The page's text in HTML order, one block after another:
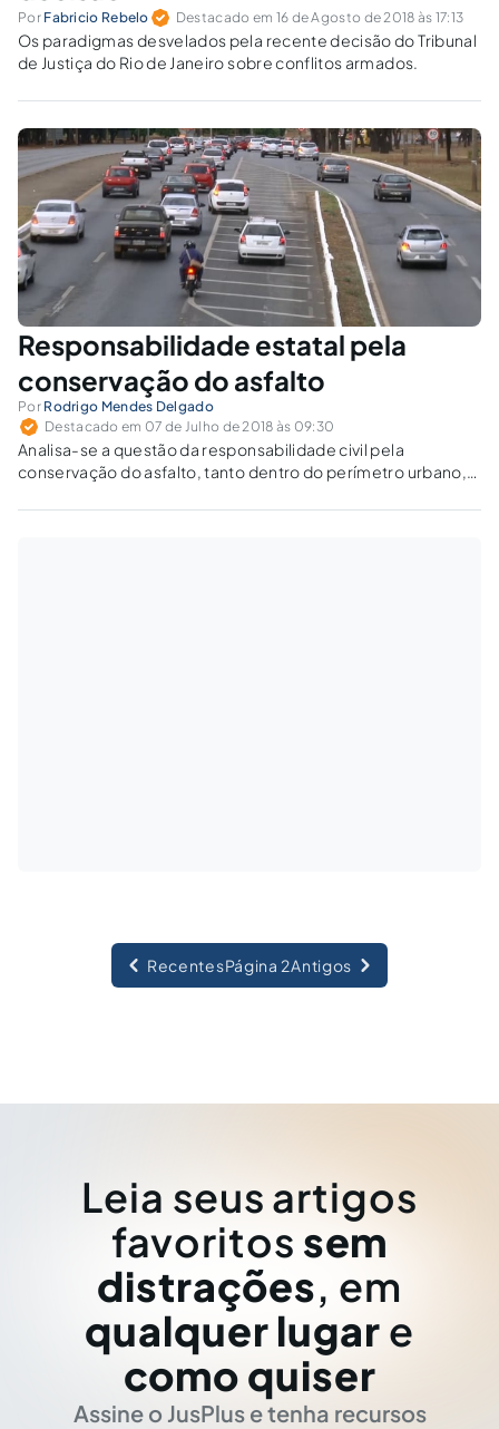
Por Fabricio Rebelo Destacado em 16 de Agosto de 2018 às 17:13
Os paradigmas desvelados pela recente decisão do Tribunal
de Justiça do Rio de Janeiro sobre conflitos armados.
Responsabilidade estatal pela
conservação do asfalto
Por Rodrigo Mendes Delgado
Destacado em 07 de Julho de 2018 às 09:30
Analisa-se a questão da responsabilidade civil pela
conservação do asfalto, tanto dentro do perímetro urbano,
conservação das estradas e rodovias estaduais e federais.
RecentesPágina 2Antigos
Leia seus artigos
favoritos sem
distrações, em
qualquer lugar e
como quiser
Assine o JusPlus e tenha recursos